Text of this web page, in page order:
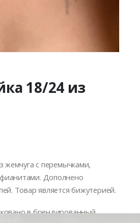
18/24 из
жемчуга с перемычками,
Дополнено
Товар является бижутерией.
в брендированный